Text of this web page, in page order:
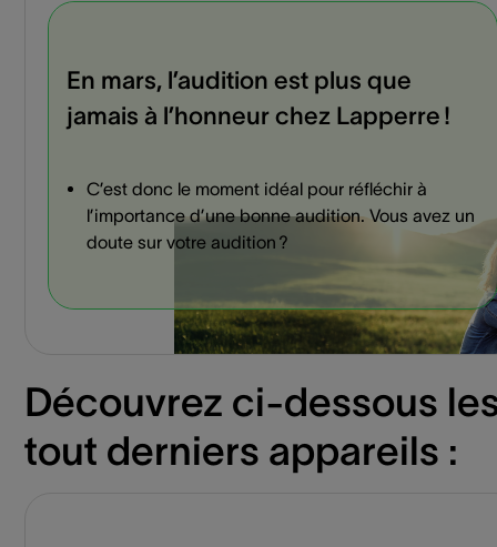
En mars, l’audition est plus que
jamais à l’honneur chez Lapperre !
C’est donc le moment idéal pour réfléchir à
l’importance d’une bonne audition. Vous avez un
doute sur votre audition ?
Découvrez ci-dessous
tout derniers appareils :